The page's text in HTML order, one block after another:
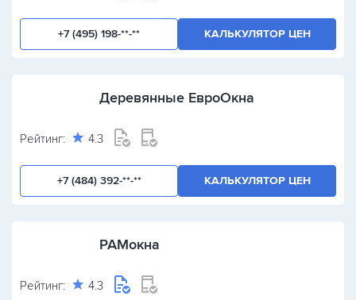
+7 (495) 198-**-** КАЛЬКУЛЯТОР ЦЕН
Деревянные ЕвроОкна
Рейтинг: 4.3
+7 (484) 392-**-** КАЛЬКУЛЯТОР ЦЕН
РАМокна
Рейтинг: 4.3